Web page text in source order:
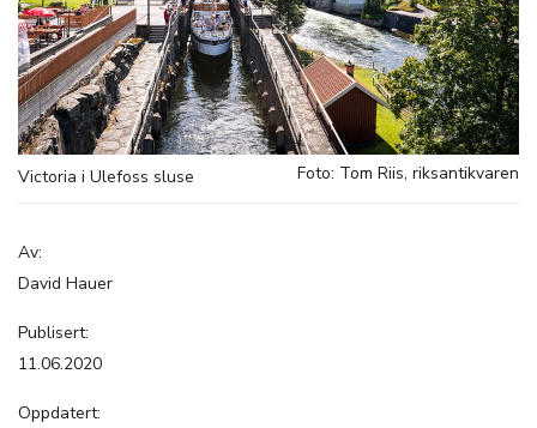
Victoria i Ulefoss sluse Foto: Tom Riis, riksantikvaren
Av:
David Hauer
Publisert:
11.06.2020
Oppdatert: